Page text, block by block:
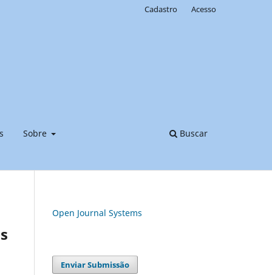
Sobre Buscar
Cadastro Acesso
Open Journal Systems
Enviar Submissão